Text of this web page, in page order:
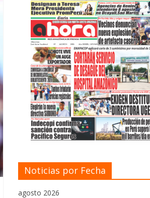
Noticias por Fecha
agosto 2026